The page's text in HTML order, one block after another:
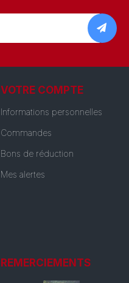
VOTRE COMPTE
Informations personnelles
Commandes
Bons de réduction
Mes alertes
REMERCIEMENTS